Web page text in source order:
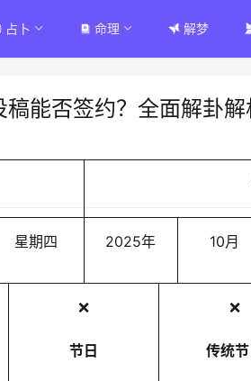
占卜 命理 解梦
稿能否签约？全面解卦解
星期四 2025年 10月
❌
节日
❌
传统节